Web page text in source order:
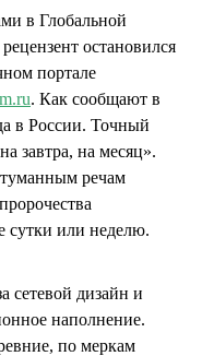
в Глобальной
остановился
портале
. Как сообщают в
в России. Точный
завтра, на месяц».
туманным речам
сутки или неделю.
сетевой дизайн и
наполнение.
по меркам